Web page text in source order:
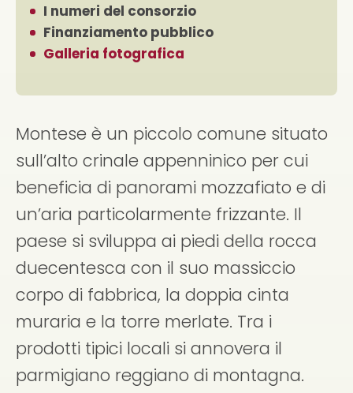
I numeri del consorzio
Finanziamento pubblico
Galleria fotografica
Montese è un piccolo comune situato
sull’alto crinale appenninico per cui
beneficia di panorami mozzafiato e di
un’aria particolarmente frizzante. Il
paese si sviluppa ai piedi della rocca
duecentesca con il suo massiccio
corpo di fabbrica, la doppia cinta
muraria e la torre merlate. Tra i
prodotti tipici locali si annovera il
parmigiano reggiano di montagna.